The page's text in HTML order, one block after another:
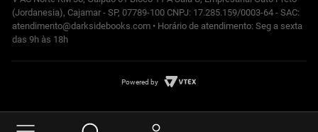
(Jordanesia), Cajamar - SP, 07789-100 CNPJ: 17.285.159/0003-64 - SAC:
atendimento@darksidebooks.com • Horário de atendimento: Seg a sexta
das 9h às 18h
Powered by